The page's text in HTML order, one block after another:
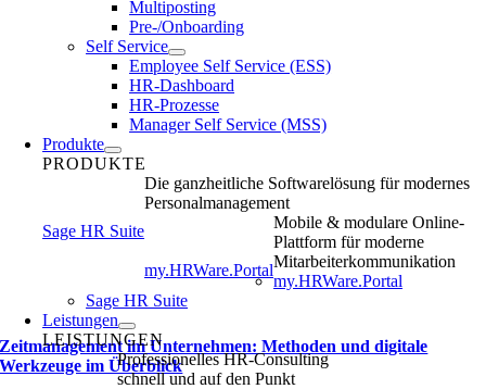
Multiposting
Pre-/Onboarding
Self Service
Employee Self Service (ESS)
HR-Dashboard
HR-Prozesse
Manager Self Service (MSS)
Produkte
PRODUKTE
Sage HR Suite
Die ganzheitliche Softwarelösung für modernes
Personalmanagement
my.HRWare.Portal
Mobile & modulare Online-
Plattform für moderne
Mitarbeiterkommunikation
my.HRWare.Portal
Sage HR Suite
Leistungen
LEISTUNGEN
Professionelles HR-Consulting
schnell und auf den Punkt
Zeitmanagement im Unternehmen: Methoden und digitale
Werkzeuge im Überblick